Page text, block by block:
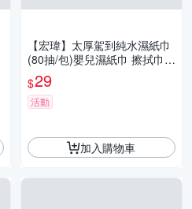
【宏瑋】太厚駕到純水濕紙巾
(80抽/包)嬰兒濕紙巾 擦拭巾
濕巾 柔軟舒適
$29
活動
加入購物車